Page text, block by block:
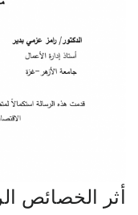
أثر الخصائص